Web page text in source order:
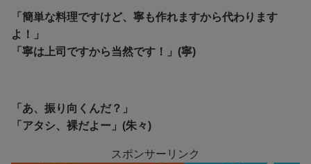
「簡単な料理ですけど、寧も作れますから代わります
よ！」
「寧は上司ですから当然です！」(寧)
「あ、振り向くんだ？」
「アタシ、裸だよー」(朱々)
スポンサーリンク